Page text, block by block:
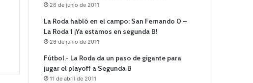
26 de junio de 2011
La Roda habló en el campo: San Fernando 0 –
La Roda 1 ¡Ya estamos en segunda B!
26 de junio de 2011
Fútbol.- La Roda da un paso de gigante para
jugar el playoff a Segunda B
11 de abril de 2011